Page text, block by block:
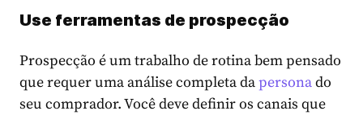
Use ferramentas de prospecção
Prospecção é um trabalho de rotina bem pensado
que requer uma análise completa dapersonado
seu comprador. Você deve definir os canais que